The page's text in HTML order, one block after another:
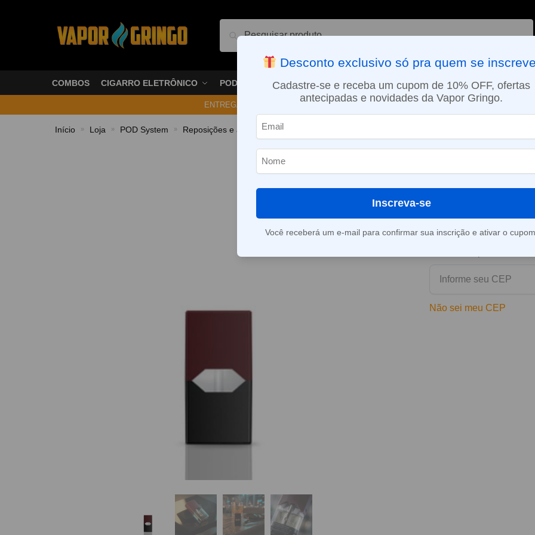
Pesquisar
COMBOS CIGARRO ELETRÔNICO PODS VAPORIZADOR DE ERVAS E-LIQUÍDOS NICOTINA ORAL
ENTREGA NO MESMO DIA EM SÃO PAULO (SEG A SEX): PEDIDOS APROVADOS ATÉ
Início » Loja » POD System » Reposições e acessórios »
Pod Juul –
Cartucho
Este produto está fora
Consultar prazo e valor
Não sei meu CEP
Desconto exclusivo só pra quem se
Cadastre-se e receba um cupom de 10% OFF, ofertas
antecipadas e novidades da Vapor Gringo.
Inscreva-se
Você receberá um e-mail para confirmar sua inscrição e ativar o